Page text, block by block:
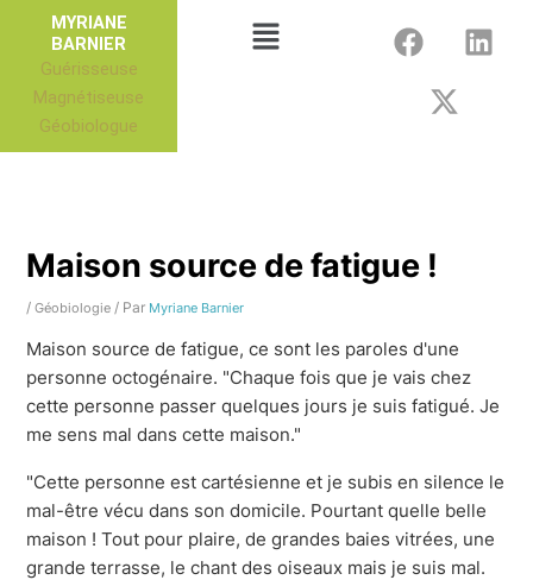
contenu
MYRIANE
BARNIER
Guérisseuse
Magnétiseuse
Géobiologue
Menu
F
a
L
i
t
w
Maison source de fatigue !
/Géobiologie / Par Myriane Barnier
Maison source de fatigue, ce sont les paroles d'une
personne octogénaire. "Chaque fois que je vais chez
cette personne passer quelques jours je suis fatigué. Je
me sens mal dans cette maison."
"Cette personne est cartésienne et je subis en silence le
mal-être vécu dans son domicile. Pourtant quelle belle
maison ! Tout pour plaire, de grandes baies vitrées, une
grande terrasse, le chant des oiseaux mais je suis mal.